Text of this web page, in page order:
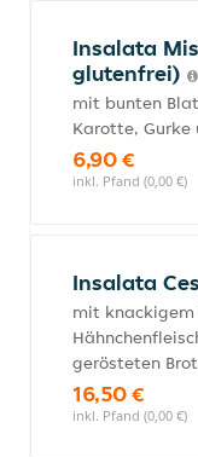
Insalata
glutenfrei)
mit bunten
Karotte, Gurke
6,90 €
inkl. Pfand (0,00 €)
Insalata
mit knackigem
gerösteten
16,50 €
inkl. Pfand (0,00 €)